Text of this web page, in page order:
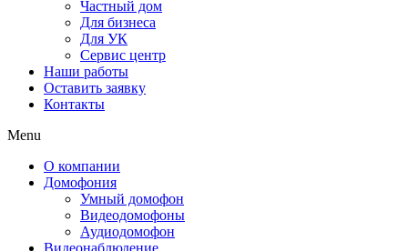
Частный дом
Для бизнеса
Для УК
Сервис центр
Наши работы
Оставить заявку
Контакты
Menu
О компании
Домофония
Умный домофон
Видеодомофоны
Аудиодомофон
Видеонаблюдение